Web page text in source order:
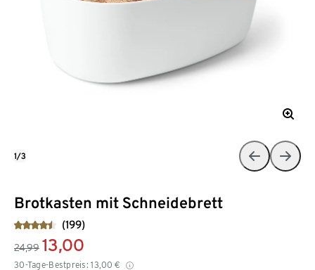
Brotkasten mit Schneidebrett
(199)
24,99 13,00
30-Tage-Bestpreis: 13,00 €
1/3